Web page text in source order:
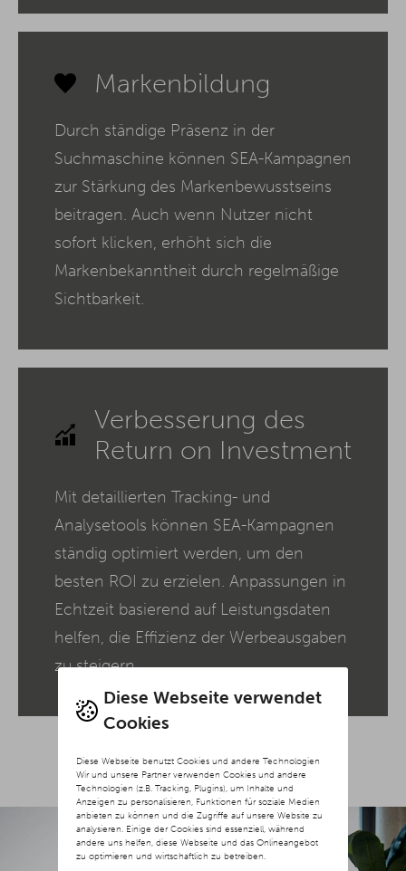
Diese Webseite verwendet
Cookies
Diese Webseite benutzt Cookies und andere Technologien
Wir und unsere Partner verwenden Cookies und andere
Technologien (z.B. Tracking, Plugins), um Inhalte und
Anzeigen zu personalisieren, Funktionen für soziale Medien
anbieten zu können und die Zugriffe auf unsere Website zu
analysieren. Einige der Cookies sind essenziell, während
andere uns helfen, diese Webseite und das Onlineangebot
zu optimieren und wirtschaftlich zu betreiben.
Markenbildung
Durch ständige Präsenz in der
Suchmaschine können SEA-Kampagnen
zur Stärkung des Markenbewusstseins
beitragen. Auch wenn Nutzer nicht
sofort klicken, erhöht sich die
Markenbekanntheit durch regelmäßige
Sichtbarkeit.
Verbesserung des
Return on Investment
Mit detaillierten Tracking- und
Analysetools können SEA-Kampagnen
ständig optimiert werden, um den
besten ROI zu erzielen. Anpassungen in
Echtzeit basierend auf Leistungsdaten
helfen, die Effizienz der Werbeausgaben
zu steigern.